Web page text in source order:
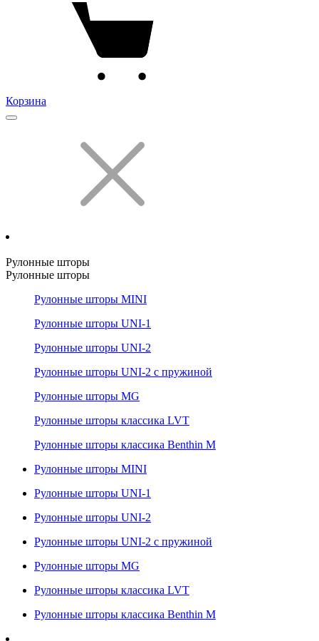
Корзина
Рулонные шторы
Рулонные шторы
Рулонные шторы MINI
Рулонные шторы UNI-1
Рулонные шторы UNI-2
Рулонные шторы UNI-2 с пружиной
Рулонные шторы MG
Рулонные шторы классика LVT
Рулонные шторы классика Benthin M
Рулонные шторы MINI
Рулонные шторы UNI-1
Рулонные шторы UNI-2
Рулонные шторы UNI-2 с пружиной
Рулонные шторы MG
Рулонные шторы классика LVT
Рулонные шторы классика Benthin M